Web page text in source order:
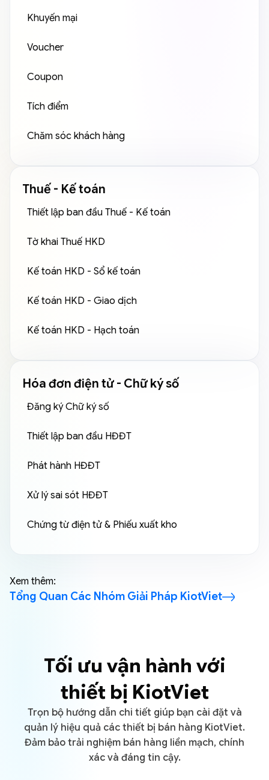
Khuyến mại
Voucher
Coupon
Tích điểm
Chăm sóc khách hàng
Thuế - Kế toán
Thiết lập ban đầu Thuế - Kế toán
Tờ khai Thuế HKD
Kế toán HKD - Sổ kế toán
Kế toán HKD - Giao dịch
Kế toán HKD - Hạch toán
Hóa đơn điện tử - Chữ ký số
Đăng ký Chữ ký số
Thiết lập ban đầu HĐĐT
Phát hành HĐĐT
Xử lý sai sót HĐĐT
Chứng từ điện tử & Phiếu xuất kho
Xem thêm:
Tổng Quan Các Nhóm Giải Pháp KiotViet
Tối ưu vận hành với
thiết bị KiotViet
Trọn bộ hướng dẫn chi tiết giúp bạn cài đặt và
quản lý hiệu quả các thiết bị bán hàng KiotViet.
Đảm bảo trải nghiệm bán hàng liền mạch, chính
xác và đáng tin cậy.